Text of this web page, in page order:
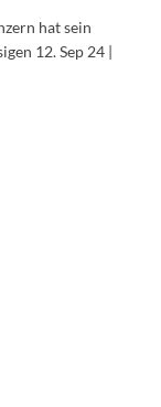
hat sein
12. Sep 24 |